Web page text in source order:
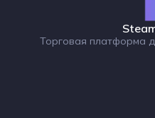
Торговая платформа